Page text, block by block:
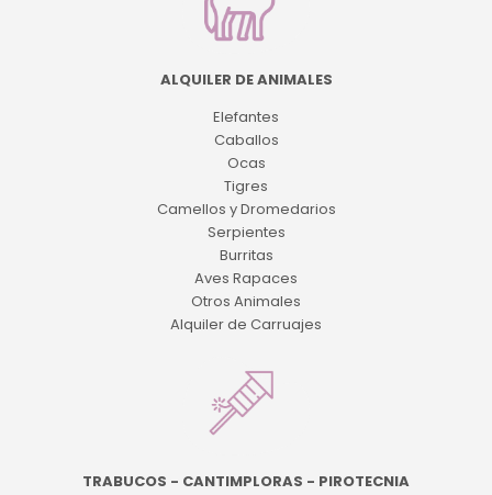
ALQUILER DE ANIMALES
Elefantes
Caballos
Ocas
Tigres
Camellos y Dromedarios
Serpientes
Burritas
Aves Rapaces
Otros Animales
Alquiler de Carruajes
TRABUCOS - CANTIMPLORAS - PIROTECNIA